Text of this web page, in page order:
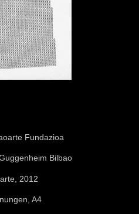
Fundazioa
Bilbao
2012
A4